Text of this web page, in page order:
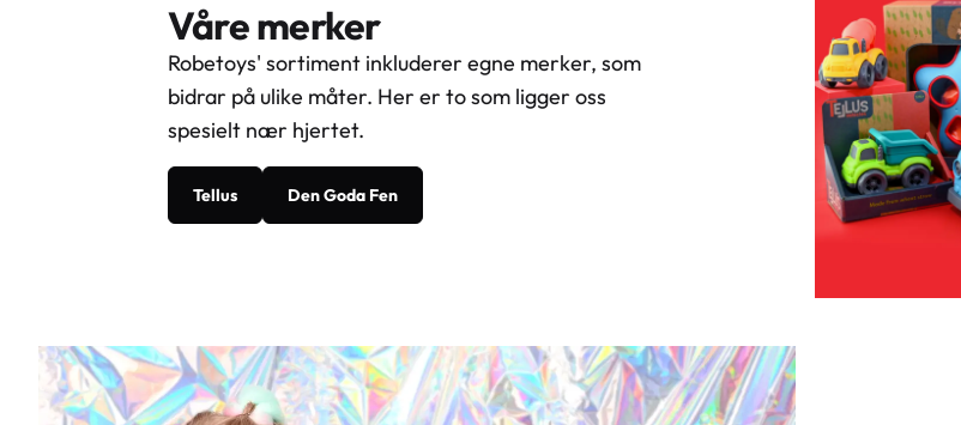
Våre merker
Robetoys' sortiment inkluderer egne merker, som
bidrar på ulike måter. Her er to som ligger oss
spesielt nær hjertet.
Tellus Den Goda Fen